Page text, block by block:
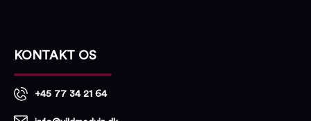
KONTAKT OS
+45 77 34 21 64